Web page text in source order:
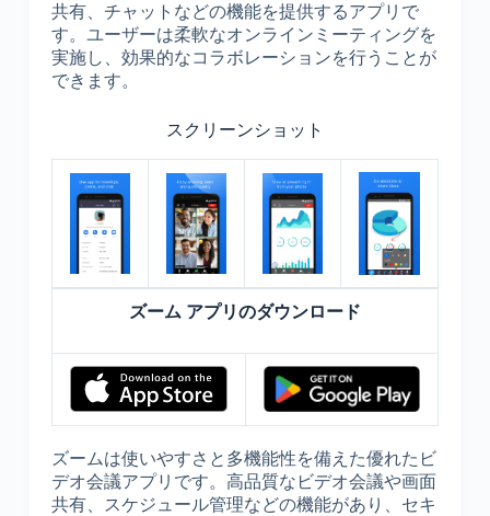
共有、チャットなどの機能を提供するアプリで
す。ユーザーは柔軟なオンラインミーティングを
実施し、効果的なコラボレーションを行うことが
できます。
スクリーンショット
ズーム アプリのダウンロード
ズームは使いやすさと多機能性を備えた優れたビ
デオ会議アプリです。高品質なビデオ会議や画面
共有、スケジュール管理などの機能があり、セキ